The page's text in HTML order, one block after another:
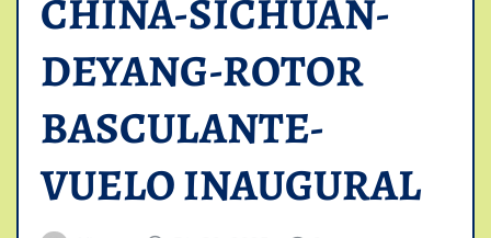
CHINA-SICHUAN-
DEYANG-ROTOR
BASCULANTE-
VUELO INAUGURAL